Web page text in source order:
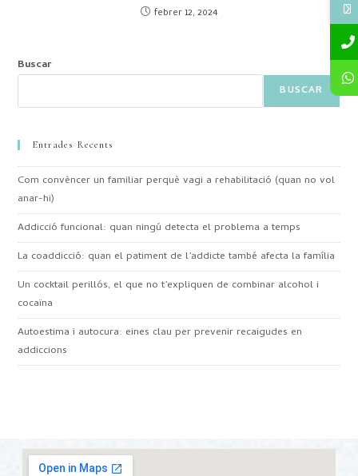
febrer 12, 2024
Buscar
BUSCAR
Entrades Recents
Com convèncer un familiar perquè vagi a rehabilitació (quan no vol
anar-hi)
Addicció funcional: quan ningú detecta el problema a temps
La coaddicció: quan el patiment de l’addicte també afecta la família
Un cocktail perillós, el que no t’expliquen de combinar alcohol i
cocaïna
Autoestima i autocura: eines clau per prevenir recaigudes en
addiccions